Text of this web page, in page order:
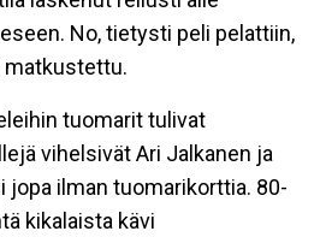
No, tietysti peli pelattiin,
matkustettu.
tuomarit tulivat
vihelsivät Ari Jalkanen ja
jopa ilman tuomarikorttia. 80-
kikalaista kävi